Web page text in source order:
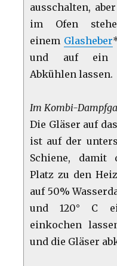
ausschalten,
im Ofen
einem Glasheber
und auf ein
Abkühlen lassen.
Im Kombi-
Die Gläser auf
ist auf der
Schiene, damit
Platz zu den
auf 50%
und 120° C
einkochen
und die Gläser